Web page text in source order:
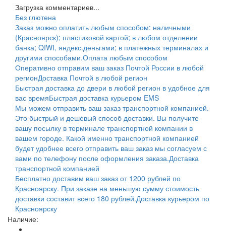
Загрузка комментариев...
Без глютена
Заказ можно оплатить любым способом: наличными
(Красноярск); пластиковой картой; в любом отделении
банка; QIWI, яндекс.деньгами; в платежных терминалах и
другими способами.Оплата любым способом
Оперативно отправим ваш заказ Почтой России в любой
регионДоставка Почтой в любой регион
Быстрая доставка до двери в любой регион в удобное для
вас времяБыстрая доставка курьером EMS
Мы можем отправить ваш заказ транспортной компанией.
Это быстрый и дешевый способ доставки. Вы получите
вашу посылку в терминале транспортной компании в
вашем городе. Какой именно транспортной компанией
будет удобнее всего отправить ваш заказ мы согласуем с
вами по телефону после оформления заказа.Доставка
транспортной компанией
Бесплатно доставим ваш заказ от 1200 рублей по
Красноярску. При заказе на меньшую сумму стоимость
доставки составит всего 180 рублей.Доставка курьером по
Красноярску
Наличие: